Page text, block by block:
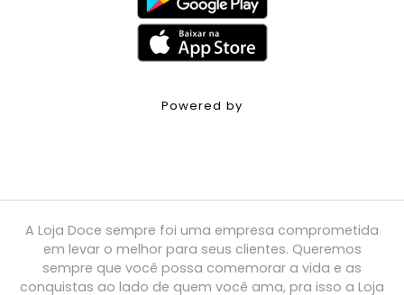
Powered by
A Loja Doce sempre foi uma empresa comprometida
em levar o melhor para seus clientes. Queremos
sempre que você possa comemorar a vida e as
conquistas ao lado de quem você ama, pra isso a Loja